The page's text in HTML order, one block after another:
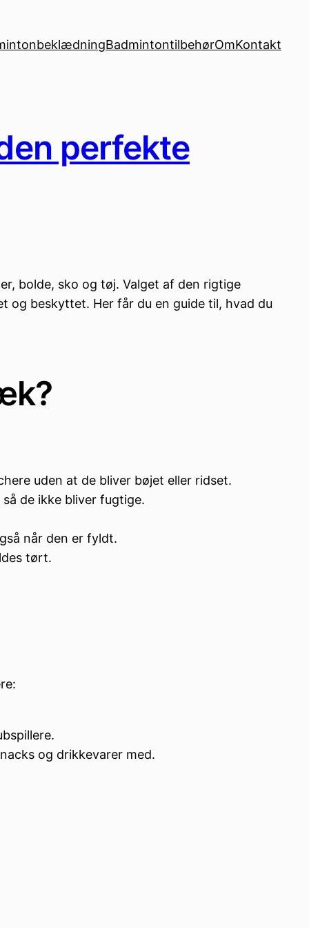
BadmintontilbehørOmKontakt
perfekte
bolde, sko og tøj. Valget af den rigtige
beskyttet. Her får du en guide til, hvad du
uden at de bliver bøjet eller ridset.
de ikke bliver fugtige.
når den er fyldt.
tørt.
og drikkevarer med.